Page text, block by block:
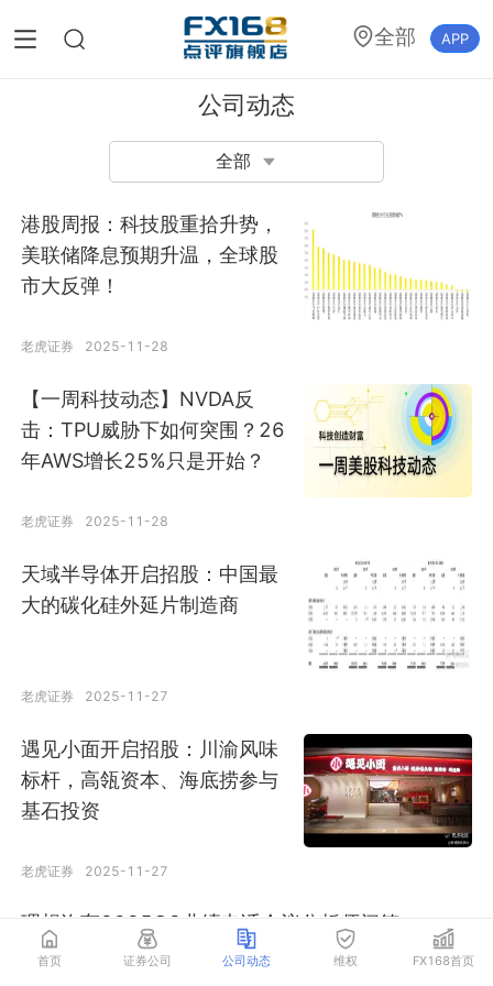
全部 APP
公司动态
全部
港股周报：科技股重拾升势，
美联储降息预期升温，全球股
市大反弹！
老虎证券 2025-11-28
【一周科技动态】NVDA反
击：TPU威胁下如何突围？26
年AWS增长25%只是开始？
老虎证券 2025-11-28
天域半导体开启招股：中国最
大的碳化硅外延片制造商
老虎证券 2025-11-27
遇见小面开启招股：川渝风味
标杆，高瓴资本、海底捞参与
基石投资
老虎证券 2025-11-27
理想汽车2025Q3业绩电话会议分析师问答
老虎证券 2025-11-27
首页 证券公司 公司动态 维权 FX168首页